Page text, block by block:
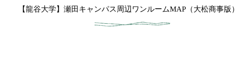
【龍谷大学】瀬田キャンパス周辺ワンルームMAP（大松商事版）